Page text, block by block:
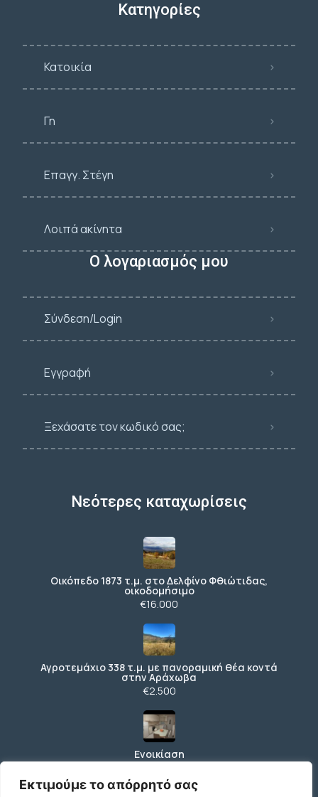
Εκτιμούμε το απόρρητό σας
Κατηγορίες
Κατοικία
Γη
Επαγγ. Στέγη
Λοιπά ακίνητα
Ο λογαριασμός μου
Σύνδεση/Login
Εγγραφή
Ξεχάσατε τον κωδικό σας;
Νεότερες καταχωρίσεις
Οικόπεδο 1873 τ.μ. στο Δελφίνο Φθιώτιδας,
οικοδομήσιμο
€16.000
Αγροτεμάχιο 338 τ.μ. με πανοραμική θέα κοντά
στην Αράχωβα
€2.500
Ενοικίαση